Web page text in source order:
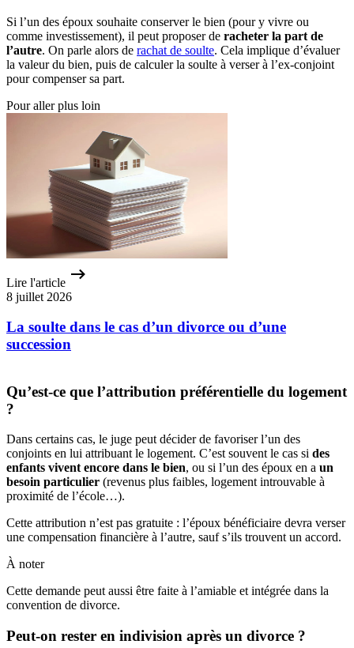
Si l’un des époux souhaite conserver le bien (pour y vivre ou
comme investissement), il peut proposer de racheter la part de
l’autre. On parle alors de rachat de soulte. Cela implique d’évaluer
la valeur du bien, puis de calculer la soulte à verser à l’ex-conjoint
pour compenser sa part.
Pour aller plus loin
Lire l'article
8 juillet 2026
La soulte dans le cas d’un divorce ou d’une
succession
Qu’est-ce que l’attribution préférentielle du logement
?
Dans certains cas, le juge peut décider de favoriser l’un des
conjoints en lui attribuant le logement. C’est souvent le cas si des
enfants vivent encore dans le bien, ou si l’un des époux en a un
besoin particulier (revenus plus faibles, logement introuvable à
proximité de l’école…).
Cette attribution n’est pas gratuite : l’époux bénéficiaire devra verser
une compensation financière à l’autre, sauf s’ils trouvent un accord.
À noter
Cette demande peut aussi être faite à l’amiable et intégrée dans la
convention de divorce.
Peut-on rester en indivision après un divorce ?